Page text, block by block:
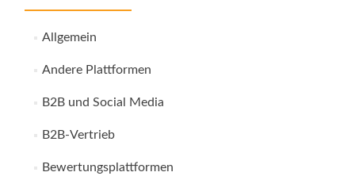
Allgemein
Andere Plattformen
B2B und Social Media
B2B-Vertrieb
Bewertungsplattformen